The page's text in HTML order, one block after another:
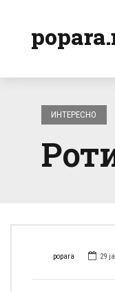
ИНТЕРЕСНО
popara 29